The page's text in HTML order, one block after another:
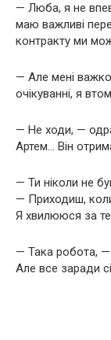
— Люба, я не
маю важливі
контракту ми
— Але мені
очікуванні, я
— Не ходи, —
Артем… Він
— Ти ніколи не
— Приходиш,
Я хвилююся за
— Така робота, —
Але все заради